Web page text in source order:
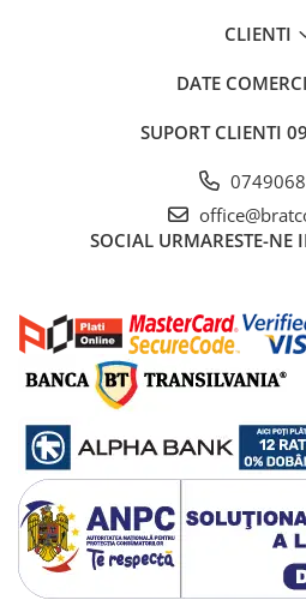
CLIENTI
DATE
SUPORT CLIENTI
SOCIAL URMARESTE-NE